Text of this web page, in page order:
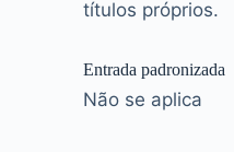
títulos próprios.
Entrada padronizada
Não se aplica